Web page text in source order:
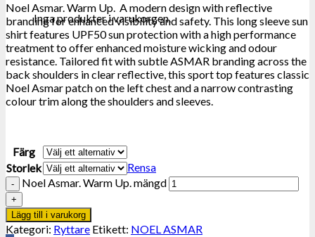
Inga produkter i varukorgen.
Noel Asmar. Warm Up. A modern design with reflective
branding for enhanced visibility and safety. This long sleeve sun
shirt features UPF50 sun protection with a high performance
treatment to offer enhanced moisture wicking and odour
resistance. Tailored fit with subtle ASMAR branding across the
back shoulders in clear reflective, this sport top features classic
Noel Asmar patch on the left chest and a narrow contrasting
colour trim along the shoulders and sleeves.
Färg
Storlek
Rensa
Noel Asmar. Warm Up. mängd
Lägg till i varukorg
Kategori: Ryttare Etikett: NOEL ASMAR